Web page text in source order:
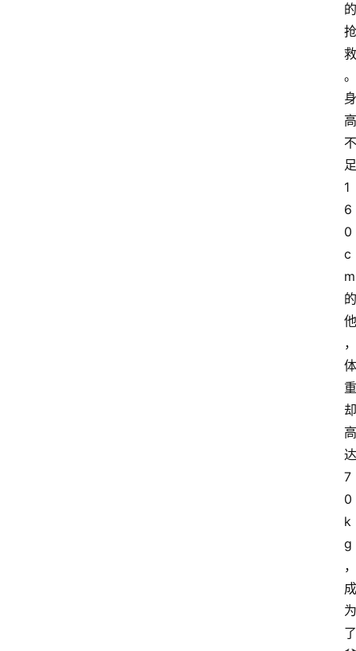
的
抢
救
。
身
高
不
足
1
6
0
c
m
的
他
，
体
重
却
高
达
7
0
k
g
，
成
为
了